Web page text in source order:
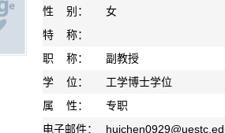
性 别：
女
特 称：
职 称：
副教授
学 位：
工学博士学位
属 性：
专职
电子邮件：
huichen0929@